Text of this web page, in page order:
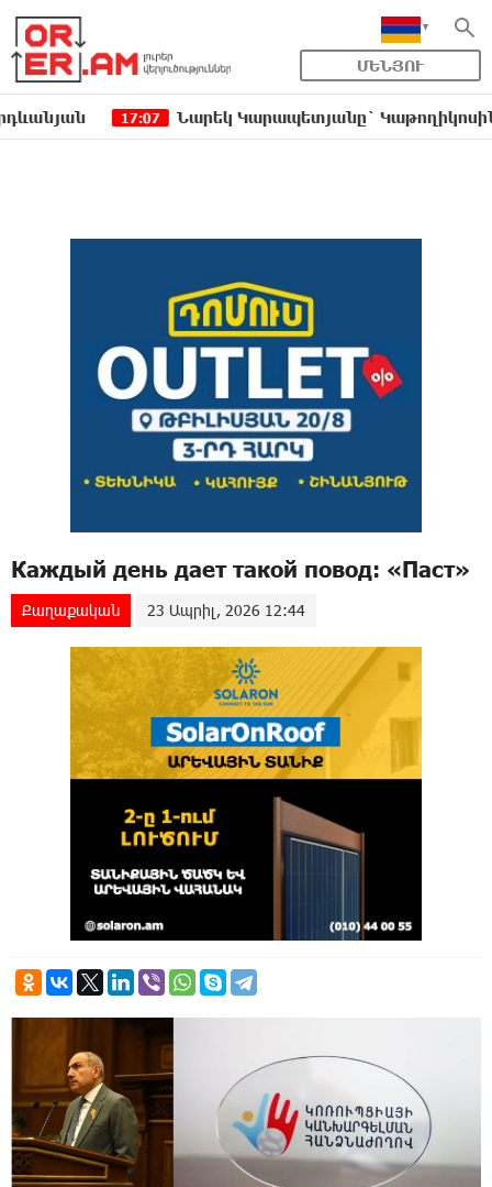
ՄԵՆՅՈՒ
17:07 Նարեկ Կարապետյանը` Կաթողիկոսին
Каждый день дает такой повод: «Паст»
Քաղաքական 23 Ապրիլ, 2026 12:44